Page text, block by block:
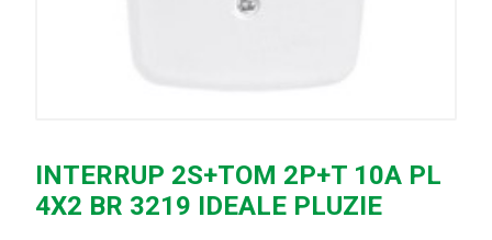
INTERRUP 2S+TOM 2P+T 10A PL
4X2 BR 3219 IDEALE PLUZIE